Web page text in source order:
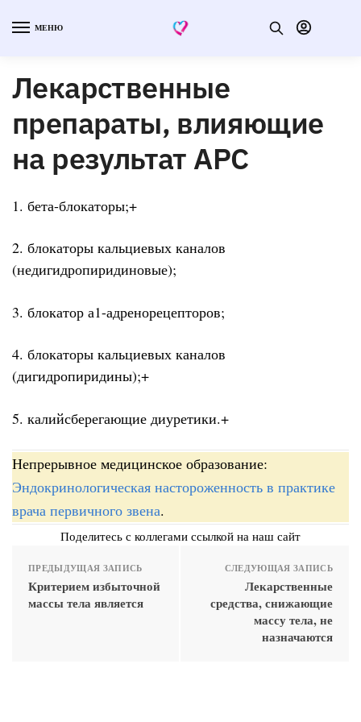
МЕНЮ
Лекарственные
препараты, влияющие
на результат АРС
1. бета-блокаторы;+
2. блокаторы кальциевых каналов
(недигидропиридиновые);
3. блокатор а1-адренорецепторов;
4. блокаторы кальциевых каналов
(дигидропиридины);+
5. калийсберегающие диуретики.+
Непрерывное медицинское образование:
Эндокринологическая настороженность в практике
врача первичного звена.
Поделитесь с коллегами ссылкой на наш сайт
ПРЕДЫДУЩАЯ ЗАПИСЬ
Критерием избыточной
массы тела является
СЛЕДУЮЩАЯ ЗАПИСЬ
Лекарственные
средства, снижающие
массу тела, не
назначаются